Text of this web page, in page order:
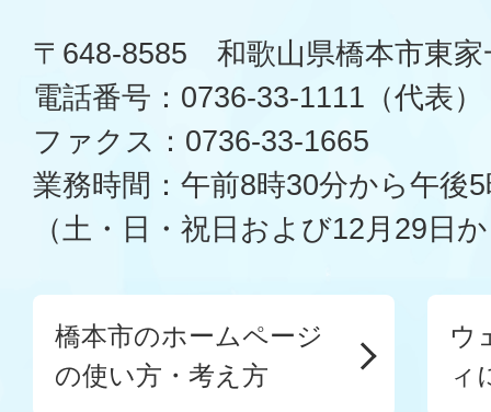
〒648-8585 和歌山県橋本市東家
電話番号：0736-33-1111（代表）
ファクス：0736-33-1665
業務時間：午前8時30分から午後
（土・日・祝日および12月29日
橋本市のホームページ
の使い方・考え方
ウ
ィ